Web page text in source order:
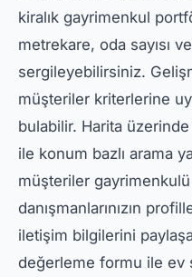
kiralık gayrimenkul
metrekare, oda sayısı
sergileyebilirsiniz.
müşteriler kriterlerine
bulabilir. Harita
ile konum bazlı arama
müşteriler
danışmanlarınızın
iletişim bilgilerini
değerleme formu ile ev